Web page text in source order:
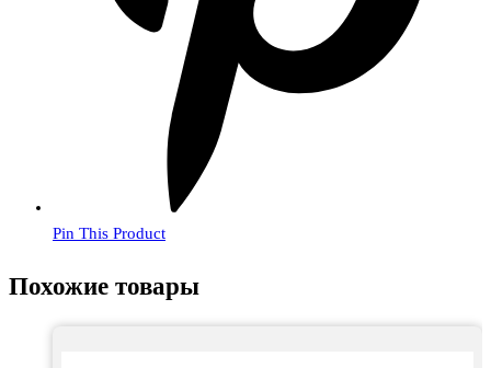
Pin This Product
Похожие товары